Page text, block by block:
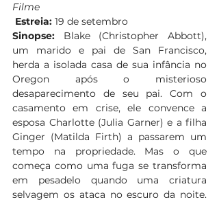
Filme
Estreia: 19 de setembro
Sinopse: Blake (Christopher Abbott),
um marido e pai de San Francisco,
herda a isolada casa de sua infância no
Oregon após o misterioso
desaparecimento de seu pai. Com o
casamento em crise, ele convence a
esposa Charlotte (Julia Garner) e a filha
Ginger (Matilda Firth) a passarem um
tempo na propriedade. Mas o que
começa como uma fuga se transforma
em pesadelo quando uma criatura
selvagem os ataca no escuro da noite.